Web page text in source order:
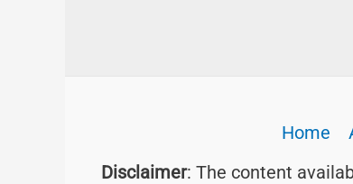
Home
Disclaimer: The content